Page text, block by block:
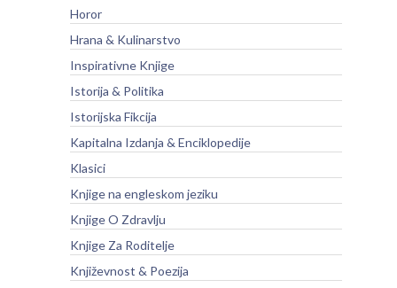
Horor
Hrana & Kulinarstvo
Inspirativne Knjige
Istorija & Politika
Istorijska Fikcija
Kapitalna Izdanja & Enciklopedije
Klasici
Knjige na engleskom jeziku
Knjige O Zdravlju
Knjige Za Roditelje
Književnost & Poezija